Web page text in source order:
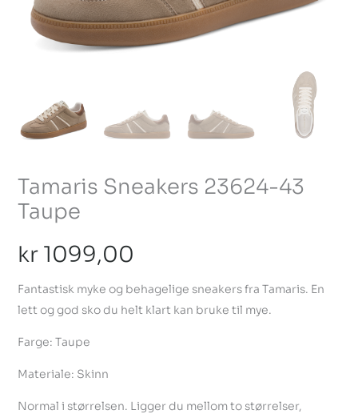
Tamaris Sneakers 23624-43
Taupe
kr1099,00
Fantastisk myke og behagelige sneakers fra Tamaris. En
lett og god sko du helt klart kan bruke til mye.
Farge: Taupe
Materiale: Skinn
Normal i størrelsen. Ligger du mellom to størrelser,